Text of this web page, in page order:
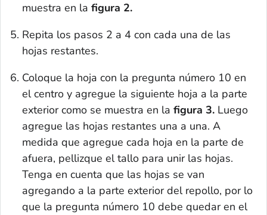
muestra en la figura 2.
Repita los pasos 2 a 4 con cada una de las
hojas restantes.
Coloque la hoja con la pregunta número 10 en
el centro y agregue la siguiente hoja a la parte
exterior como se muestra en la figura 3. Luego
agregue las hojas restantes una a una. A
medida que agregue cada hoja en la parte de
afuera, pellizque el tallo para unir las hojas.
Tenga en cuenta que las hojas se van
agregando a la parte exterior del repollo, por lo
que la pregunta número 10 debe quedar en el